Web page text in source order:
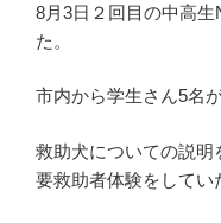
8月3日２回目の中高
た。
市内から学生さん5名
救助犬についての説明
要救助者体験をしてい